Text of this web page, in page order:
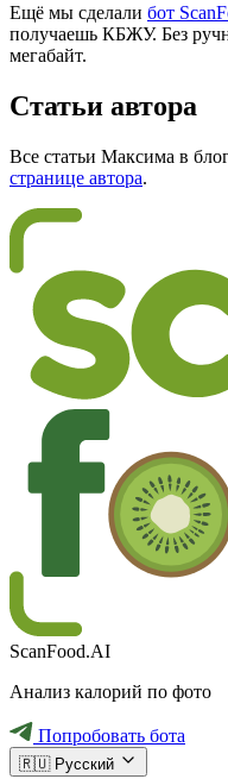
Ещё мы сделали бот
получаешь КБЖУ. Без
мегабайт.
Статьи автора
Все статьи Максима в
странице автора.
ScanFood.AI
Анализ калорий по фото
Попробовать бота
🇷🇺 Русский